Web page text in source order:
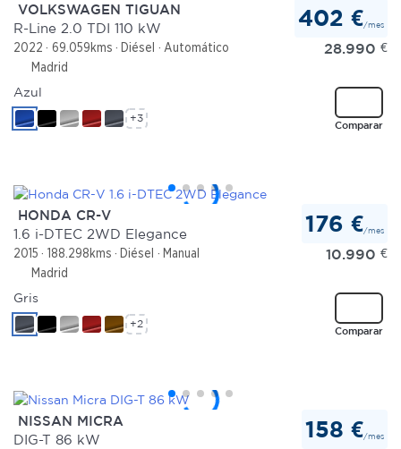
VOLKSWAGEN TIGUAN
R-Line 2.0 TDI 110 kW
2022 69.059kms Diésel
Automático
Madrid
402 €/mes
28.990 €
Comparar
Azul
+3
HONDA CR-V
1.6 i-DTEC 2WD Elegance
2015 188.298kms Diésel
Manual
Madrid
176 €/mes
10.990 €
Comparar
Gris
+2
NISSAN MICRA
DIG-T 86 kW
158 €/mes